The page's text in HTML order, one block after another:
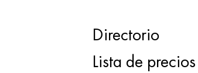
Directorio
Lista de precios